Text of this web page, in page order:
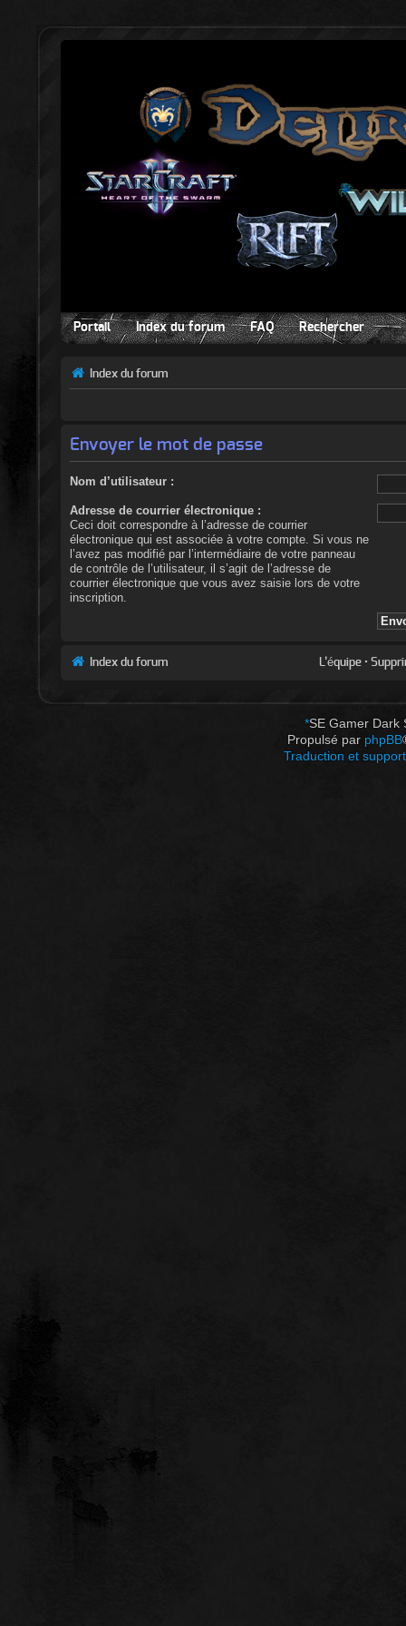
Portail Index du forum FAQ Rechercher
Index du forum
Envoyer le mot de passe
Nom d’utilisateur :
Adresse de courrier électronique :
Ceci doit correspondre à l’adresse de courrier
électronique qui est associée à votre compte. Si vous ne
l’avez pas modifié par l’intermédiaire de votre panneau
de contrôle de l’utilisateur, il s’agit de l’adresse de
courrier électronique que vous avez saisie lors de votre
inscription.
Index du forum L’équipe •
*SE Gamer Dark
Propulsé par phpBB
Traduction et